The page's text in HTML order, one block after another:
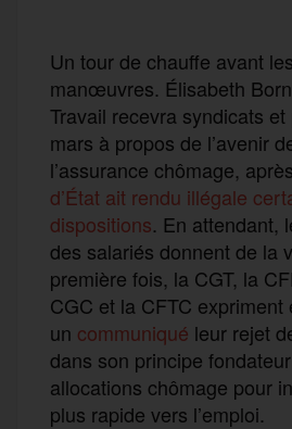
Un tour de chauffe avant
manœuvres. Élisabeth
Travail recevra syndicats
mars à propos de l’avenir
l’assurance chômage,
d’État ait rendu illégale
dispositions. En attendant,
des salariés donnent de la
première fois, la CGT, la
CGC et la CFTC expriment
un communiqué leur rejet
dans son principe
allocations chômage pour
plus rapide vers l’emploi.